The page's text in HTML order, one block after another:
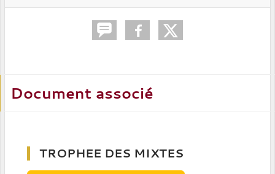
Document associé
TROPHEE DES MIXTES